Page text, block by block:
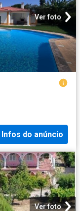
Ver foto
Infos do anúncio
Ver foto